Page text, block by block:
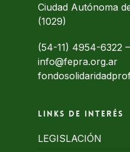
Ciudad Autónoma
(1029)
(54-11) 4954-6322 –
info@fepra.org.ar
Links de interés
LEGISLACIÓN